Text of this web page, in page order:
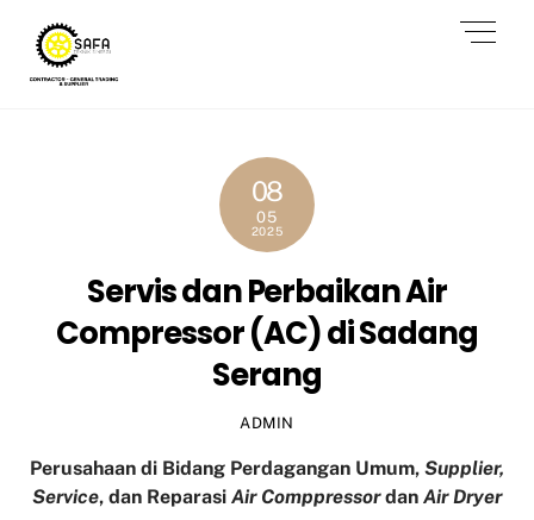
content
08
05
2025
Servis dan Perbaikan Air
Compressor (AC) di Sadang
Serang
ADMIN
Perusahaan di Bidang Perdagangan Umum, Supplier,
Service, dan Reparasi Air Comppressordan Air Dryer